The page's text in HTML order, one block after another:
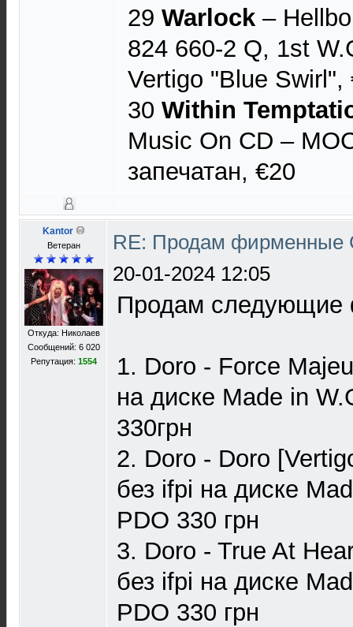
29 Warlock –
824 660-2 Q, 1st
Vertigo "Blue Swirl",
30 Within
Music On CD –
запечатан, €20
Kantor
Ветеран
Откуда: Николаев
Сообщений: 6 020
Репутация: 1554
RE: Продам фирменные
20-01-2024 12:05
Продам следующие
1. Doro - Force
на диске Made in
330грн
2. Doro - Doro
без ifpi на диске
PDO 330 грн
3. Doro - True At
без ifpi на диске
PDO 330 грн